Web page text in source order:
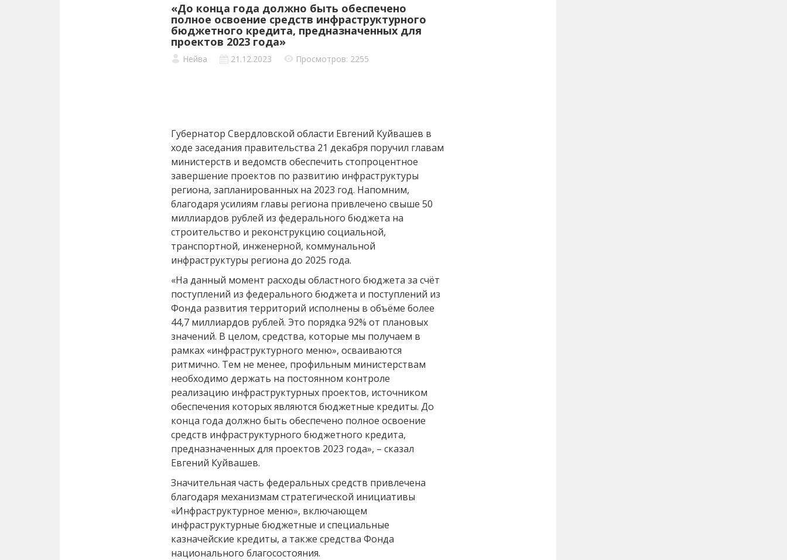
«До конца года должно быть обеспечено
полное освоение средств инфраструктурного
бюджетного кредита, предназначенных для
проектов 2023 года»
Нейва 21.12.2023 Просмотров: 2255
Губернатор Свердловской области Евгений Куйвашев в
ходе заседания правительства 21 декабря поручил главам
министерств и ведомств обеспечить стопроцентное
завершение проектов по развитию инфраструктуры
региона, запланированных на 2023 год. Напомним,
благодаря усилиям главы региона привлечено свыше 50
миллиардов рублей из федерального бюджета на
строительство и реконструкцию социальной,
транспортной, инженерной, коммунальной
инфраструктуры региона до 2025 года.
«На данный момент расходы областного бюджета за счёт
поступлений из федерального бюджета и поступлений из
Фонда развития территорий исполнены в объёме более
44,7 миллиардов рублей. Это порядка 92% от плановых
значений. В целом, средства, которые мы получаем в
рамках «инфраструктурного меню», осваиваются
ритмично. Тем не менее, профильным министерствам
необходимо держать на постоянном контроле
реализацию инфраструктурных проектов, источником
обеспечения которых являются бюджетные кредиты. До
конца года должно быть обеспечено полное освоение
средств инфраструктурного бюджетного кредита,
предназначенных для проектов 2023 года», – сказал
Евгений Куйвашев.
Значительная часть федеральных средств привлечена
благодаря механизмам стратегической инициативы
«Инфраструктурное меню», включающем
инфраструктурные бюджетные и специальные
казначейские кредиты, а также средства Фонда
национального благосостояния.